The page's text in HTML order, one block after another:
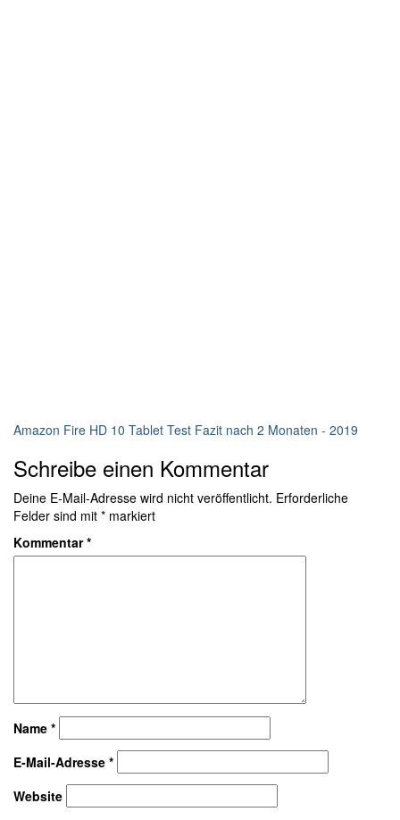
Amazon Fire HD 10 Tablet Test Fazit nach 2 Monaten - 2019
Schreibe einen Kommentar
Deine E-Mail-Adresse wird nicht veröffentlicht. Erforderliche
Felder sind mit * markiert
Kommentar*
Name *
E-Mail-Adresse *
Website